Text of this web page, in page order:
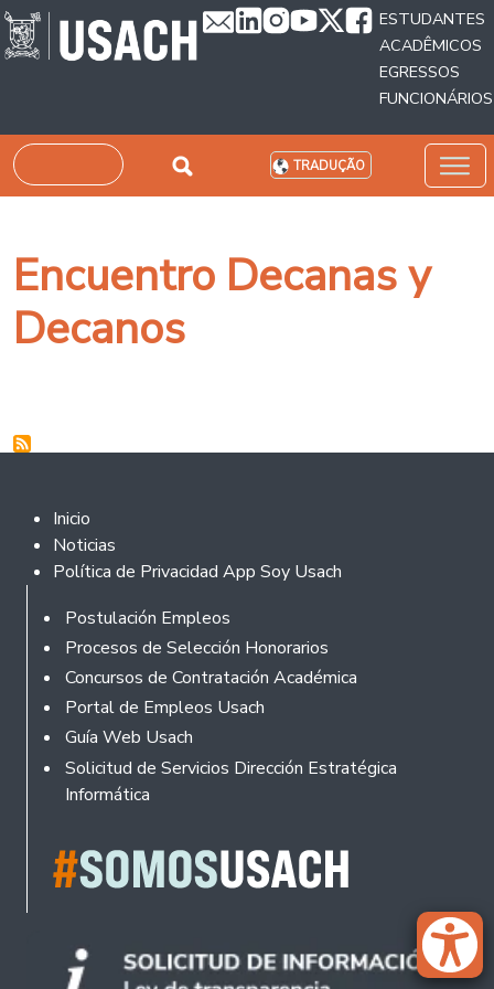
Passar para o conteúdo principal
ESTUDANTES
ACADÊMICOS
EGRESSOS
FUNCIONÁRIOS
Pesquisar TRADUÇÃO
Encuentro Decanas y
Decanos
Footer 2
Inicio
Noticias
Política de Privacidad App Soy Usach
Rodapé
Postulación Empleos
Procesos de Selección Honorarios
Concursos de Contratación Académica
Portal de Empleos Usach
Guía Web Usach
Solicitud de Servicios Dirección Estratégica
Informática